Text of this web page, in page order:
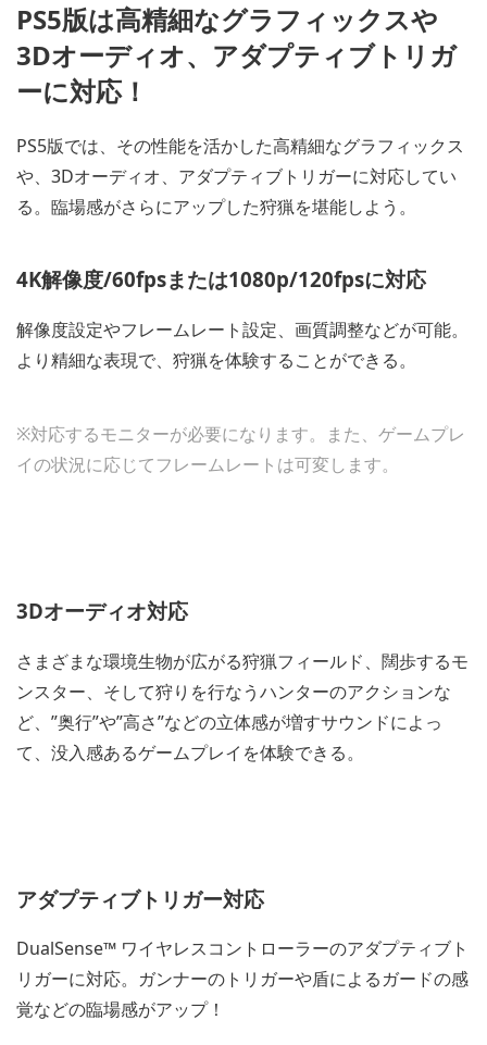
PS5版は高精細なグラフィックスや
3Dオーディオ、アダプティブトリガ
ーに対応！
PS5版では、その性能を活かした高精細なグラフィックス
や、3Dオーディオ、アダプティブトリガーに対応してい
る。臨場感がさらにアップした狩猟を堪能しよう。
4K解像度/60fpsまたは1080p/120fpsに対応
解像度設定やフレームレート設定、画質調整などが可能。
より精細な表現で、狩猟を体験することができる。
※対応するモニターが必要になります。また、ゲームプレ
イの状況に応じてフレームレートは可変します。
3Dオーディオ対応
さまざまな環境生物が広がる狩猟フィールド、闊歩するモ
ンスター、そして狩りを行なうハンターのアクションな
ど、”奥行”や”高さ”などの立体感が増すサウンドによっ
て、没入感あるゲームプレイを体験できる。
アダプティブトリガー対応
DualSense™ ワイヤレスコントローラーのアダプティブト
リガーに対応。ガンナーのトリガーや盾によるガードの感
覚などの臨場感がアップ！